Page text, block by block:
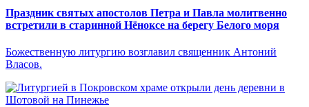
Праздник святых апостолов Петра и Павла молитвенно
встретили в старинной Нёноксе на берегу Белого моря
Божественную литургию возглавил священник Антоний
Власов.